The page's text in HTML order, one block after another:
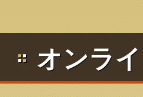
オンラ